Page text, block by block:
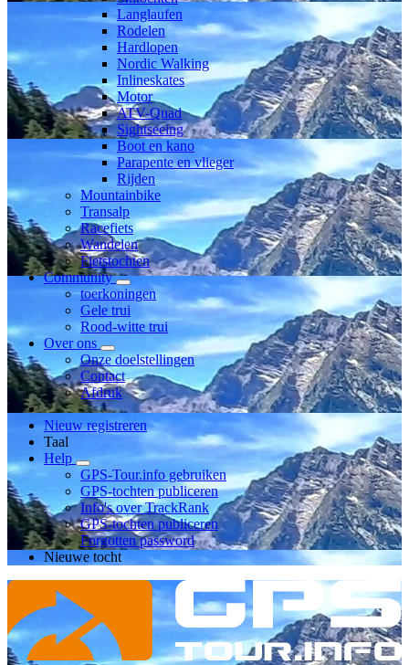
Langlaufen
Rodelen
Hardlopen
Nordic Walking
Inlineskates
Motor
ATV-Quad
Sightseeing
Boot en kano
Parapente en vlieger
Rijden
Mountainbike
Transalp
Racefiets
Wandelen
Fietstochten
Community
toerkoningen
Gele trui
Rood-witte trui
Over ons
Onze doelstellingen
Contact
Afdruk
Nieuw registreren
Taal
Help
GPS-Tour.info gebruiken
GPS-tochten publiceren
Info's over TrackRank
GPS-tochten publiceren
Forgotten password
Nieuwe tocht